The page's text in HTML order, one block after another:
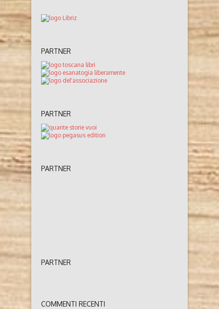
PARTNER
PARTNER
PARTNER
PARTNER
COMMENTI RECENTI